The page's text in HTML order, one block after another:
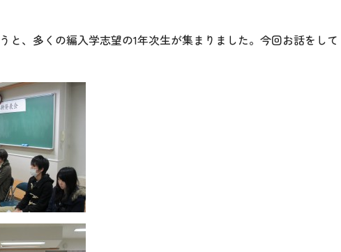
、多くの編入学志望の1年次生が集まりました。今回お話をし